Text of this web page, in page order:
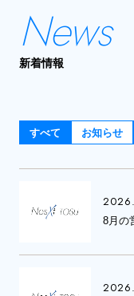
News
新着情報
すべて お知らせ
8月の